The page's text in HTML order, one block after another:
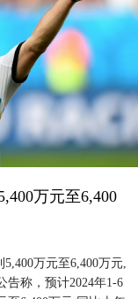
万元至6,400
万元至6,400万元,
告称，预计2024年1-6